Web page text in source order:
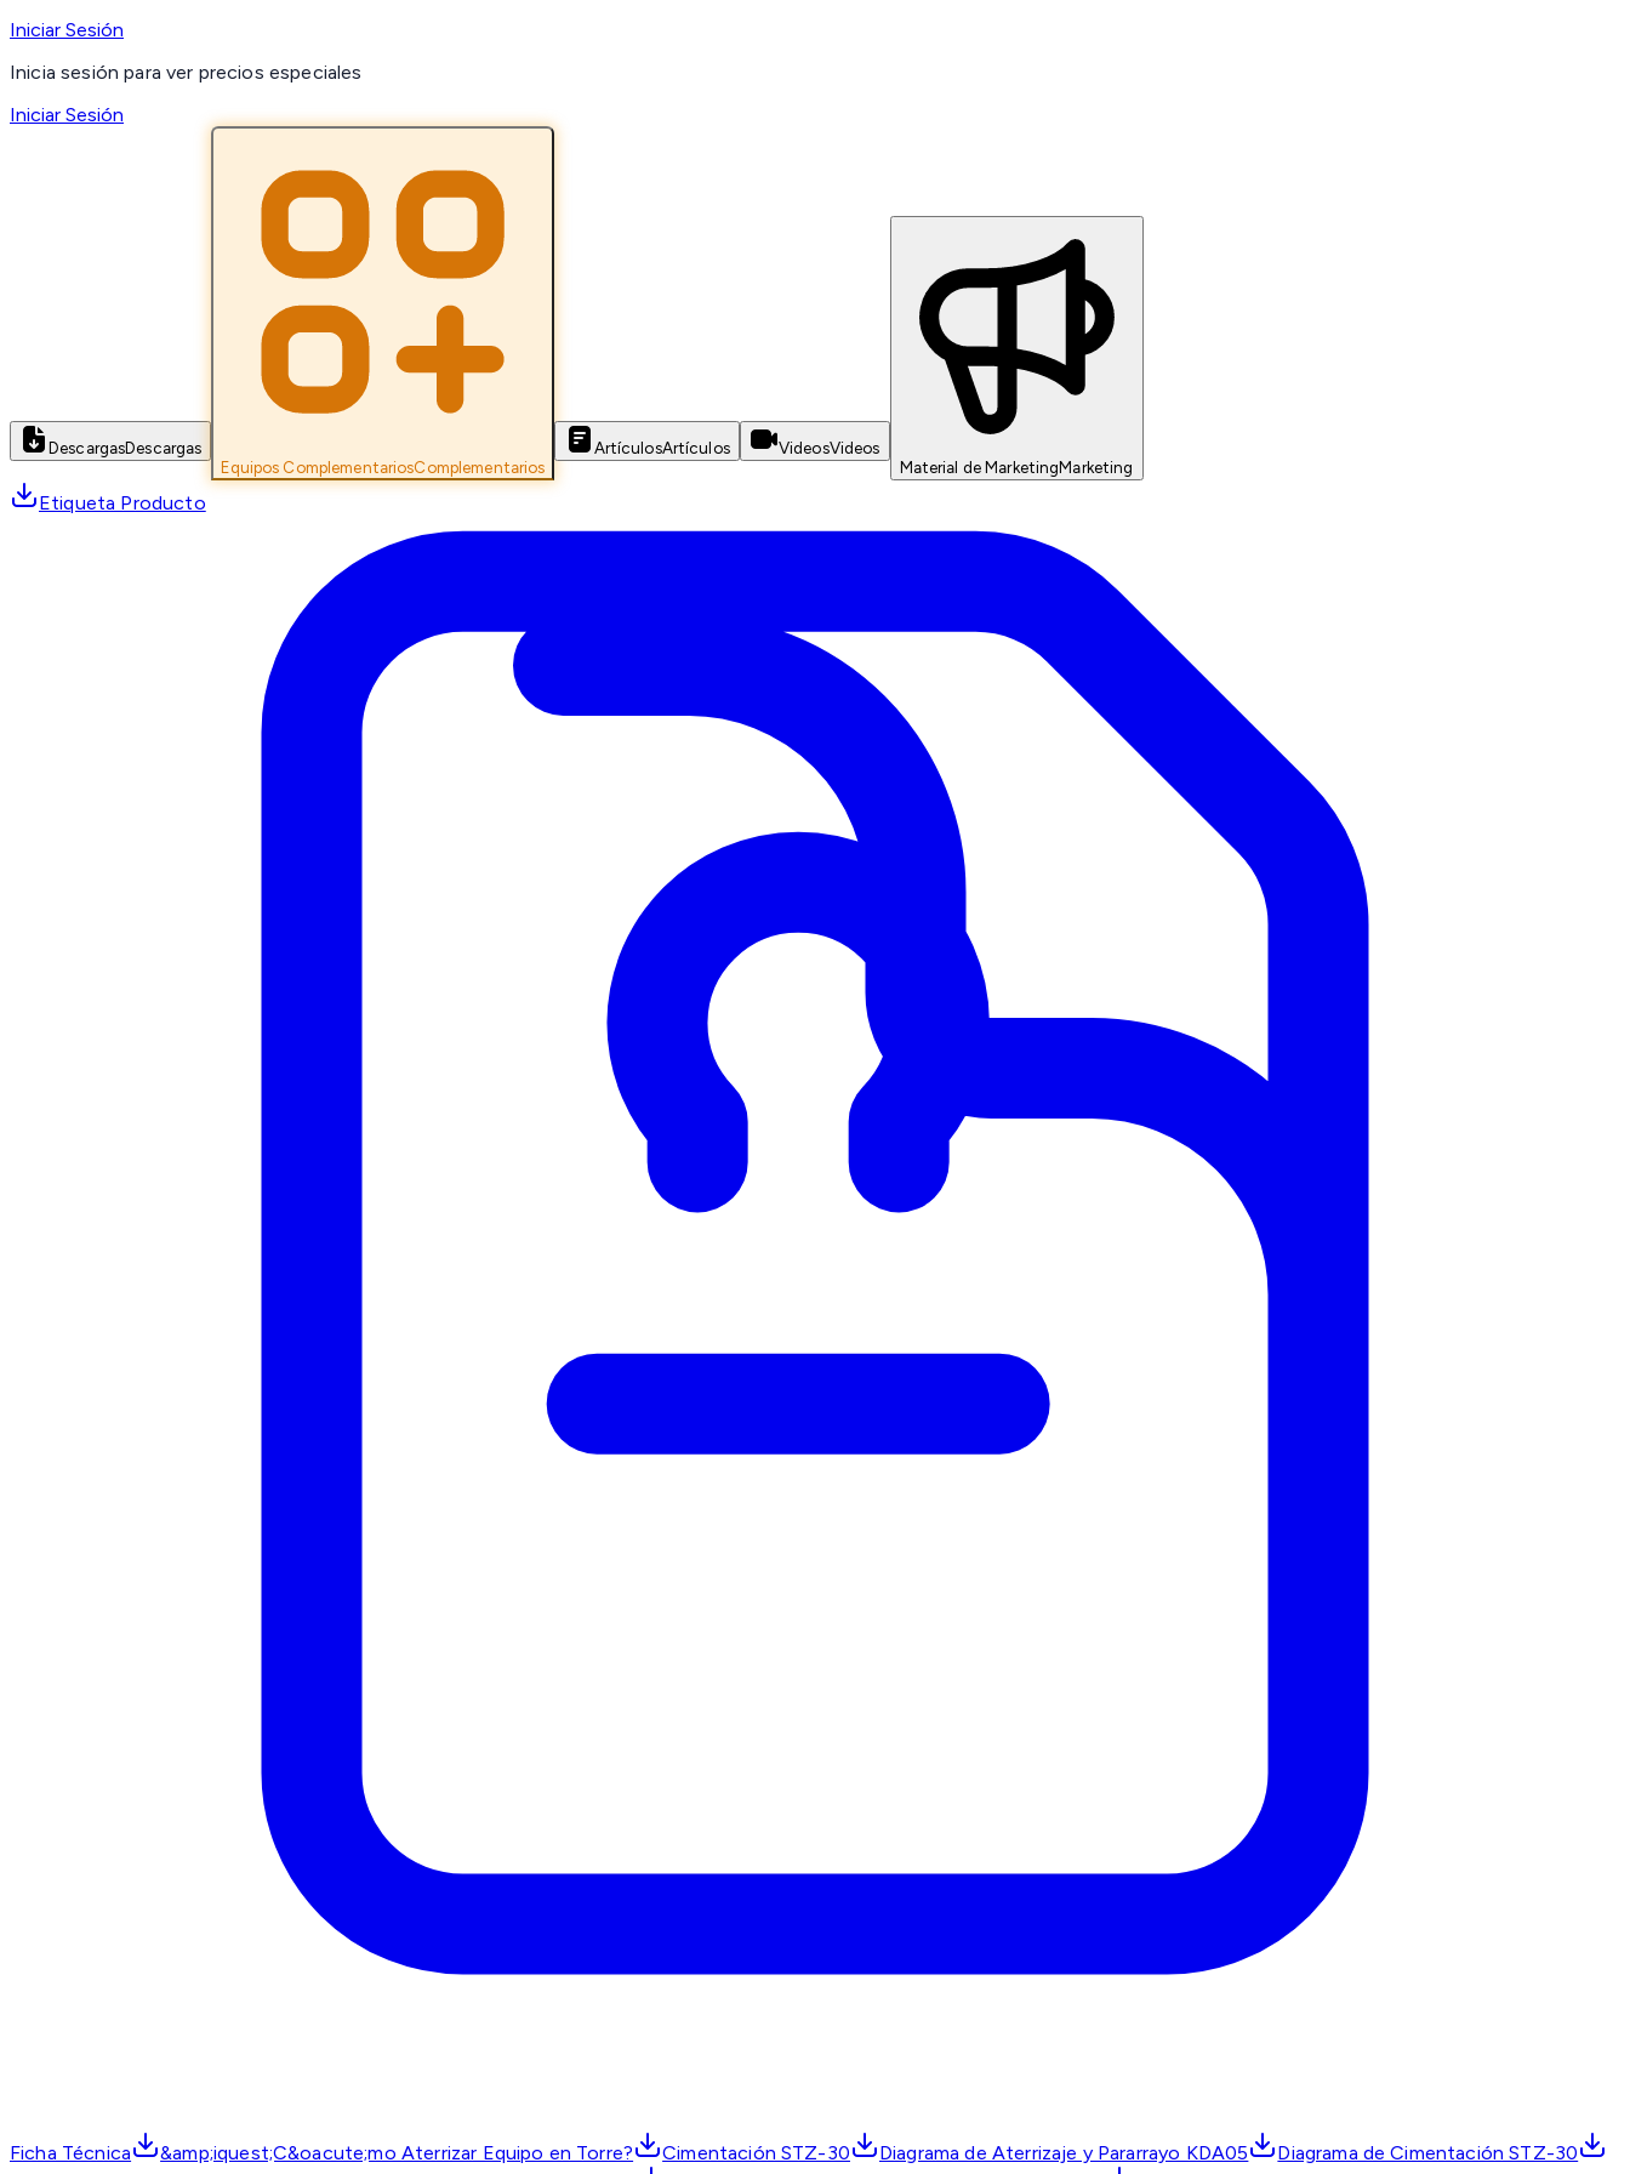
Iniciar Sesión
Inicia sesión para ver precios especiales
Iniciar Sesión
DescargasDescargas
Equipos ComplementariosComplementarios
ArtículosArtículos VideosVideos
Material de MarketingMarketing
Etiqueta Producto
Ficha Técnica &amp;iquest;C&oacute;mo Aterrizar Equipo en Torre? Cimentación STZ-30 Diagrama de Aterrizaje y Pararrayo KDA05 Diagrama de Cimentación STZ-30